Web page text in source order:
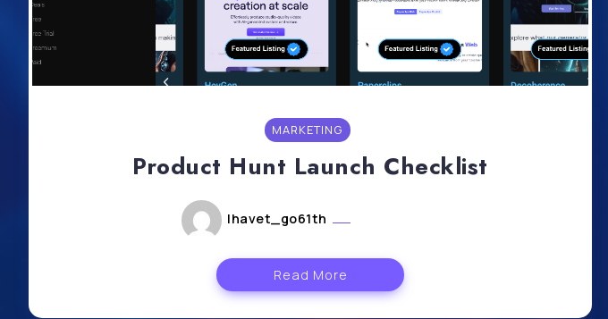
MARKETING
Product Hunt Launch Checklist
lhavet_go61th
Read More